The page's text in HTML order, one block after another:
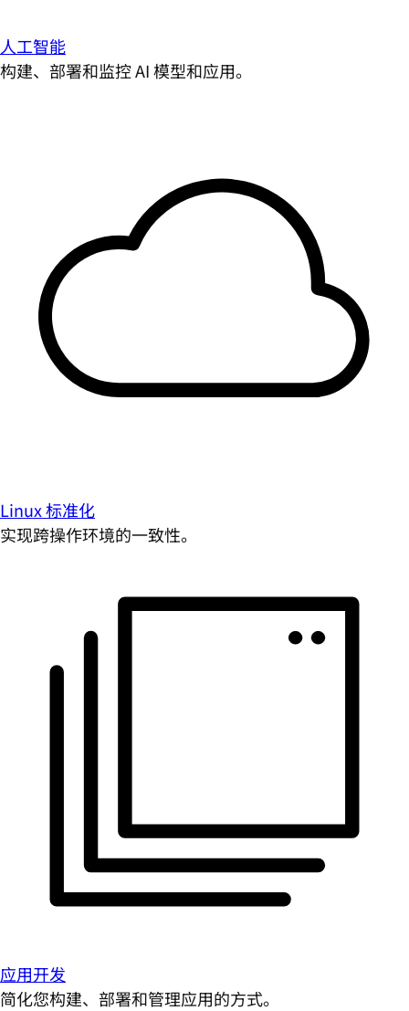
人工智能
构建、部署和监控 AI 模型和应用。
Linux 标准化
实现跨操作环境的一致性。
应用开发
简化您构建、部署和管理应用的方式。